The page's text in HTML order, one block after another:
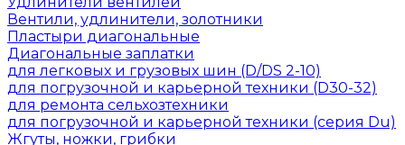
Вентили, удлинители, золотники
Пластыри диагональные
Диагональные заплатки
для легковых и грузовых шин (D/DS 2-10)
для погрузочной и карьерной техники (D30-32)
для ремонта сельхозтехники
для погрузочной и карьерной техники (серия Du)
Жгуты, ножки, грибки